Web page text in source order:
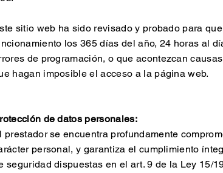
sitio web ha sido revisado y probado para
los 365 días del año, 24 horas al
de programación, o que acontezcan
hagan imposible el acceso a la página web.
de datos personales:
prestador se encuentra profundamente
personal, y garantiza el cumplimiento
seguridad dispuestas en el art. 9 de la Ley 15/